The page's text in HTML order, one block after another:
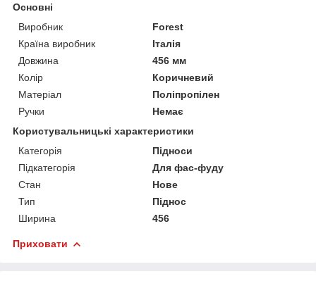
Основні
Виробник
Forest
Країна виробник
Італія
Довжина
456 мм
Колір
Коричневий
Матеріал
Поліпропілен
Ручки
Немає
Користувальницькі характеристики
Категорія
Підноси
Підкатегорія
Для фас-фуду
Стан
Нове
Тип
Піднос
Ширина
456
Приховати